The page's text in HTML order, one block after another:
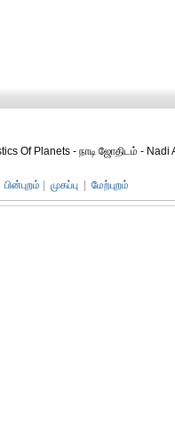
Of Planets - நாடி ஜோதிடம் -
பின்புறம் முகப்பு மேற்புறம்